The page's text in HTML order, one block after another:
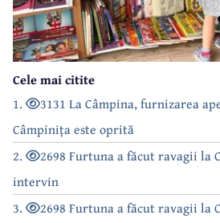
Cele mai citite
1.
3131 La Câmpina, furnizarea
Câmpinița este oprită
2.
2698 Furtuna a făcut ravagii la
intervin
3.
2698 Furtuna a făcut ravagii la